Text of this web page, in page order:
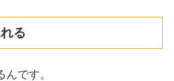
る
です。